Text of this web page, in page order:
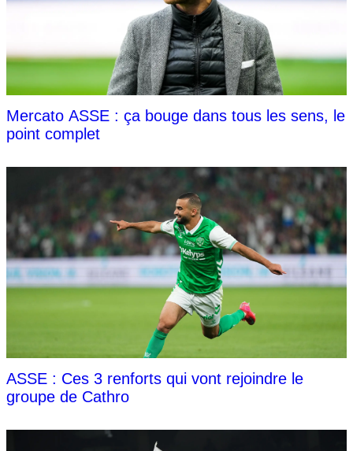
Mercato ASSE : ça bouge dans tous les sens, le
point complet
ASSE : Ces 3 renforts qui vont rejoindre le
groupe de Cathro